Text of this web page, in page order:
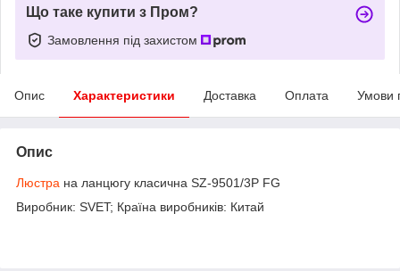
Що таке купити з Пром?
Замовлення під захистом
Опис Характеристики Доставка Оплата Умови
Опис
Люстра на ланцюгу класична SZ-9501/3P FG
Виробник: SVET; Країна виробників: Китай